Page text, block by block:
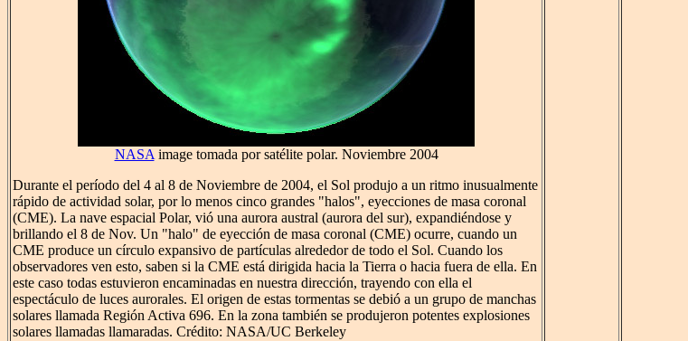
NASAimage tomada por satélite polar. Noviembre 2004
Durante el período del 4 al 8 de Noviembre de 2004, el Sol produjo a un ritmo inusualmente
rápido de actividad solar, por lo menos cinco grandes "halos", eyecciones de masa coronal
(CME). La nave espacial Polar, vió una aurora austral (aurora del sur), expandiéndose y
brillando el 8 de Nov. Un "halo" de eyección de masa coronal (CME) ocurre, cuando un
CME produce un círculo expansivo de partículas alrededor de todo el Sol. Cuando los
observadores ven esto, saben si la CME está dirigida hacia la Tierra o hacia fuera de ella. En
este caso todas estuvieron encaminadas en nuestra dirección, trayendo con ella el
espectáculo de luces aurorales. El origen de estas tormentas se debió a un grupo de manchas
solares llamada Región Activa 696. En la zona también se produjeron potentes explosiones
solares llamadas llamaradas. Crédito: NASA/UC Berkeley